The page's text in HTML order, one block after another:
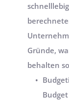
Gründe,
behalten